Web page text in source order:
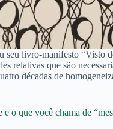
livro-manifesto “Visto
relativas que são
décadas de
o que você chama de